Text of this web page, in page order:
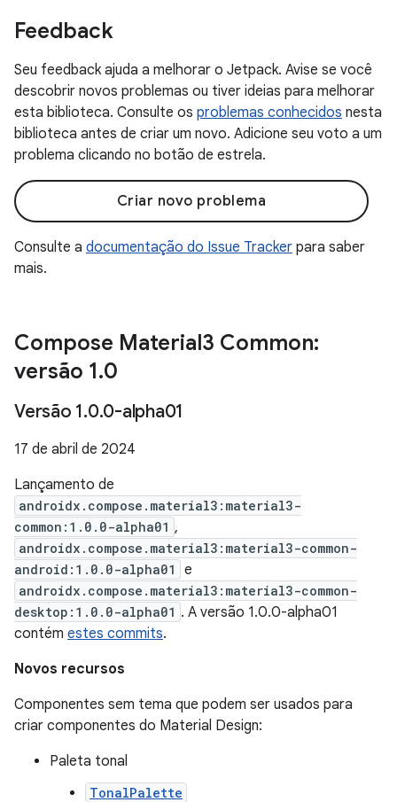
Feedback
Seu feedback ajuda a melhorar o Jetpack. Avise se você
descobrir novos problemas ou tiver ideias para melhorar
esta biblioteca. Consulte os problemas conhecidos nesta
biblioteca antes de criar um novo. Adicione seu voto a um
problema clicando no botão de estrela.
Criar novo problema
Consulte a documentação do Issue Tracker para saber
mais.
Compose Material3 Common:
versão 1.0
Versão 1.0.0-alpha01
17 de abril de 2024
Lançamento de
androidx.compose.material3:material3-
common:1.0.0-alpha01 ,
androidx.compose.material3:material3-common-
android:1.0.0-alpha01
e
androidx.compose.material3:material3-common-
desktop:1.0.0-alpha01 . A versão 1.0.0-alpha01
contém estes commits.
Novos recursos
Componentes sem tema que podem ser usados para
criar componentes do Material Design:
Paleta tonal
TonalPalette